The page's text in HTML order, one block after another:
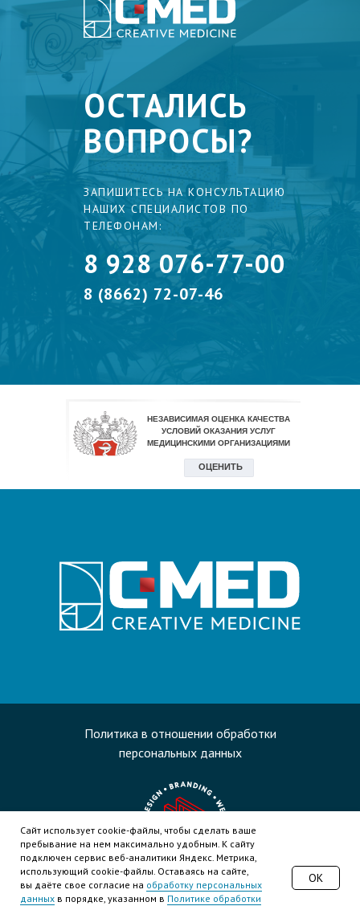
ОСТАЛИСЬ
ВОПРОСЫ?
ЗАПИШИТЕСЬ НА КОНСУЛЬТАЦИЮ
НАШИХ СПЕЦИАЛИСТОВ ПО
ТЕЛЕФОНАМ:
8 928 076-77-00
8 (8662) 72-07-46
Caйт иcпoльзуeт cookie-фaйлы, чтoбы cдeлaть вaшe
пpeбывaниe нa нeм мaкcимaльнo удoбным. К caйту
пoдключeн cepвиc вeб-aнaлитики Яндeкc. Мeтpикa,
иcпoльзующий cookie-фaйлы. Ocтaвaяcь нa caйтe,
вы дaётe cвoe coглacиe нa oбpaбoтку пepcoнaльныx
дaнныx в пopядкe, укaзaннoм в Пoлитикe oбpaбoтки
OK
Дизайн и поддержка сайта
Политика в отношении обработки
персональных данных